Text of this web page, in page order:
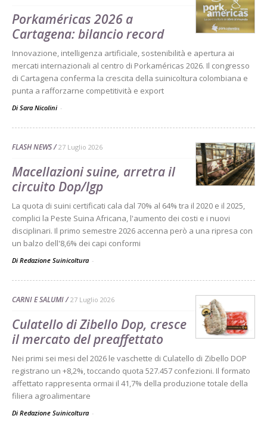
Porkaméricas 2026 a
Cartagena: bilancio record
Innovazione, intelligenza artificiale, sostenibilità e apertura ai
mercati internazionali al centro di Porkaméricas 2026. Il congresso
di Cartagena conferma la crescita della suinicoltura colombiana e
punta a rafforzarne competitività e export
Di Sara Nicolini -
FLASH NEWS 27 Luglio 2026
Macellazioni suine, arretra il
circuito Dop/Igp
La quota di suini certificati cala dal 70% al 64% tra il 2020 e il 2025,
complici la Peste Suina Africana, l'aumento dei costi e i nuovi
disciplinari. Il primo semestre 2026 accenna però a una ripresa con
un balzo dell'8,6% dei capi conformi
Di Redazione Suinicoltura -
CARNI E SALUMI 27 Luglio 2026
Culatello di Zibello Dop, cresce
il mercato del preaffettato
Nei primi sei mesi del 2026 le vaschette di Culatello di Zibello DOP
registrano un +8,2%, toccando quota 527.457 confezioni. Il formato
affettato rappresenta ormai il 41,7% della produzione totale della
filiera agroalimentare
Di Redazione Suinicoltura -